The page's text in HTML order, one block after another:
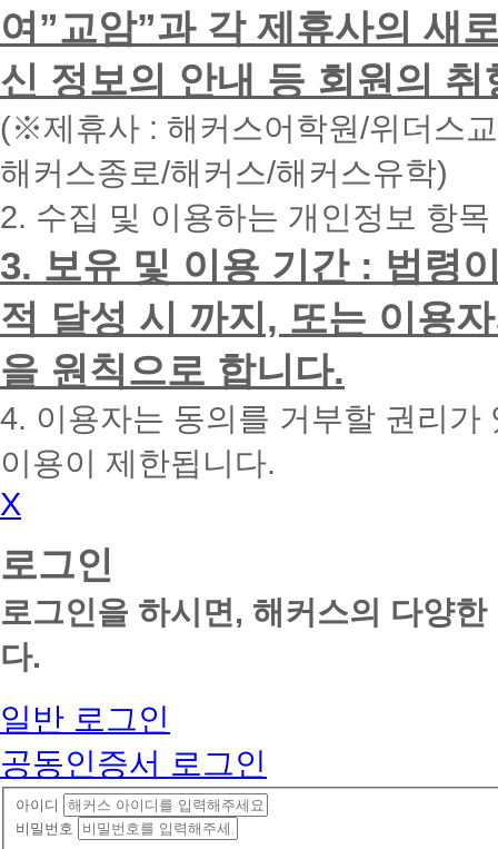
하
시
면
빠
른
간
내
에
화
드
리
겠
습
니
다.
여”교암”과 각 제휴사의 새
신 정보의 안내 등 회원의
(※제휴사 : 해커스어학원/위더스
해커스종로/해커스/해커스유학)
2. 수집 및 이용하는 개인정보 항
3. 보유 및 이용 기간 : 법령
적 달성 시 까지, 또는 이용
을 원칙으로 합니다.
4. 이용자는 동의를 거부할 권리
이용이 제한됩니다.
X
로그인
로그인을 하시면, 해커스의 다양
다.
일반 로그인
공동인증서 로그인
아이디
비밀번호